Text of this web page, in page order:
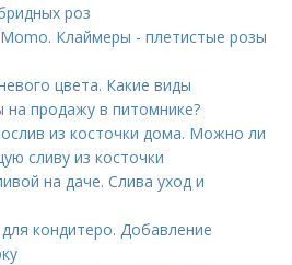
роз
Клаймеры - плетистые розы
цвета. Какие виды
на продажу в питомнике?
из косточки дома. Можно ли
сливу из косточки
на даче. Слива уход и
кондитеро. Добавление